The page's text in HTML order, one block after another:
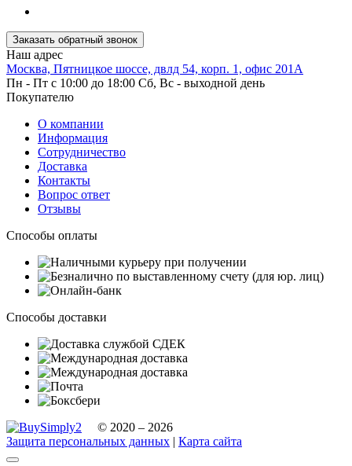
Заказать обратный звонок
Наш адрес
Москва, Пятницкое шоссе, двлд 54, корп. 1, офис 201А
Пн - Пт с 10:00 до 18:00 Сб, Вс - выходной день
Покупателю
О компании
Информация
Сотрудничество
Доставка
Контакты
Вопрос ответ
Отзывы
Способы оплаты
Способы доставки
© 2020 – 2026
Защита персональных данных | Карта сайта